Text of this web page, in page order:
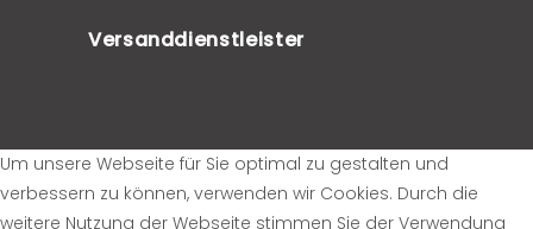
Versanddienstleister
Um unsere Webseite für Sie optimal zu gestalten und
verbessern zu können, verwenden wir Cookies. Durch die
weitere Nutzung der Webseite stimmen Sie der Verwendung